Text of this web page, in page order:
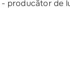
- producător de